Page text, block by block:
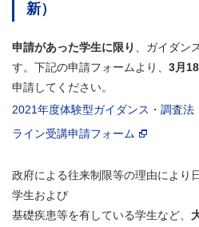
新）
申請があった学生に限り
、ガイダン
す。下記の申請フォームより、 3月
申請してください。
2021年度体験型ガイダンス・調査
ライン受講申請フォーム
政府による往来制限等の理由により
学生および
基礎疾患等を有している学生など、